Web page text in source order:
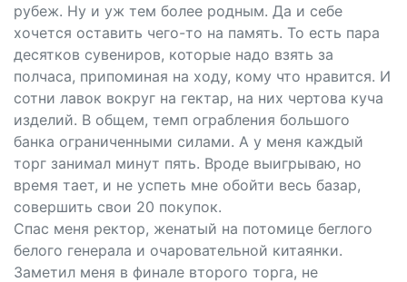
рубеж. Ну и уж тем более родным. Да и себе
хочется оставить чего-то на память. То есть пара
десятков сувениров, которые надо взять за
полчаса, припоминая на ходу, кому что нравится. И
сотни лавок вокруг на гектар, на них чертова куча
изделий. В общем, темп ограбления большого
банка ограниченными силами. А у меня каждый
торг занимал минут пять. Вроде выигрываю, но
время тает, и не успеть мне обойти весь базар,
совершить свои 20 покупок.
Спас меня ректор, женатый на потомице беглого
белого генерала и очаровательной китаянки.
Заметил меня в финале второго торга, не